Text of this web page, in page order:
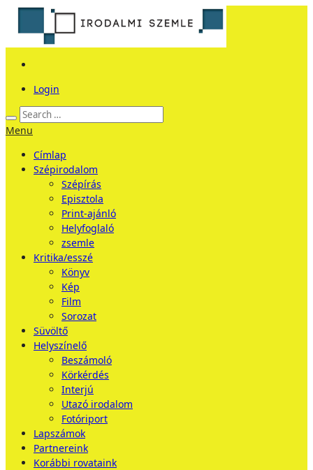
Login
Menu
Címlap
Szépirodalom
Szépírás
Episztola
Print-ajánló
Helyfoglaló
zsemle
Kritika/esszé
Könyv
Kép
Film
Sorozat
Süvöltő
Helyszínelő
Beszámoló
Körkérdés
Interjú
Utazó irodalom
Fotóriport
Lapszámok
Partnereink
Korábbi rovataink